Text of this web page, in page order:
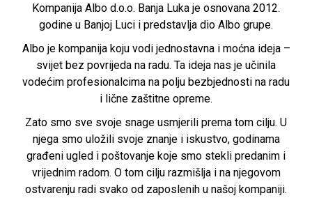
Kompanija Albo d.o.o. Banja Luka je osnovana 2012.
godine u Banjoj Luci i predstavlja dio Albo grupe.
Albo je kompanija koju vodi jednostavna i moćna ideja –
svijet bez povrijeda na radu. Ta ideja nas je učinila
vodećim profesionalcima na polju bezbjednosti na radu
i lične zaštitne opreme.
Zato smo sve svoje snage usmjerili prema tom cilju. U
njega smo uložili svoje znanje i iskustvo, godinama
građeni ugled i poštovanje koje smo stekli predanim i
vrijednim radom. O tom cilju razmišlja i na njegovom
ostvarenju radi svako od zaposlenih u našoj kompaniji.